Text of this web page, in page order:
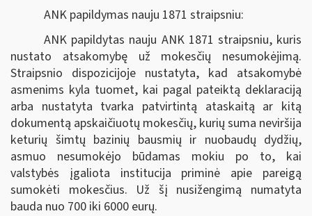
ANK papildymas nauju 1871 straipsniu:
ANK papildytas nauju ANK 1871 straipsniu, kuris
nustato atsakomybę už mokesčių nesumokėjimą.
Straipsnio dispozicijoje nustatyta, kad atsakomybė
asmenims kyla tuomet, kai pagal pateiktą deklaraciją
arba nustatyta tvarka patvirtintą ataskaitą ar kitą
dokumentą apskaičiuotų mokesčių, kurių suma neviršija
keturių šimtų bazinių bausmių ir nuobaudų dydžių,
asmuo nesumokėjo būdamas mokiu po to, kai
valstybės įgaliota institucija priminė apie pareigą
sumokėti mokesčius. Už šį nusižengimą numatyta
bauda nuo 700 iki 6000 eurų.